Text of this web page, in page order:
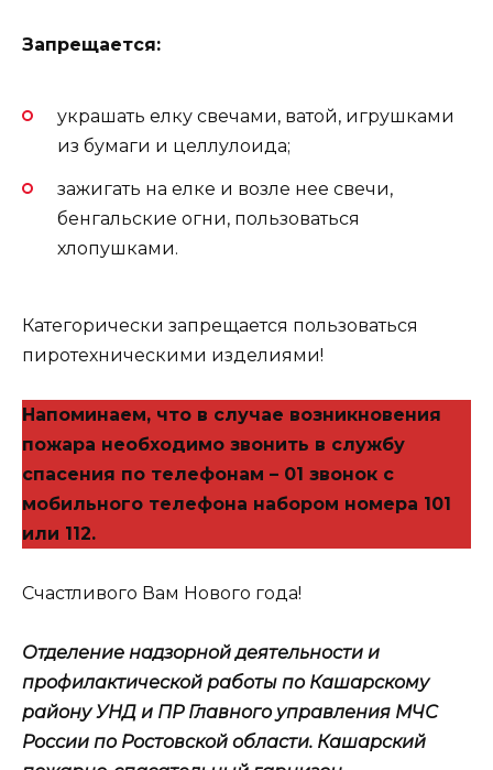
Запрещается:
украшать елку свечами, ватой, игрушками
из бумаги и целлулоида;
зажигать на елке и возле нее свечи,
бенгальские огни, пользоваться
хлопушками.
Категорически запрещается пользоваться
пиротехническими изделиями!
Напоминаем, что в случае возникновения
пожара необходимо звонить в службу
спасения по телефонам – 01 звонок с
мобильного телефона набором номера 101
или 112.
Счастливого Вам Нового года!
Отделение надзорной деятельности и
профилактической работы по Кашарскому
району УНД и ПР Главного управления МЧС
России по Ростовской области. Кашарский